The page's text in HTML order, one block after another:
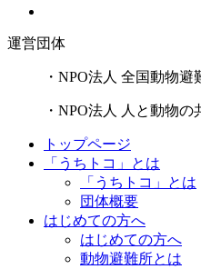
運営団体
・NPO法人 全国動物避
・NPO法人 人と動物の
トップページ
「うちトコ」とは
「うちトコ」とは
団体概要
はじめての方へ
はじめての方へ
動物避難所とは